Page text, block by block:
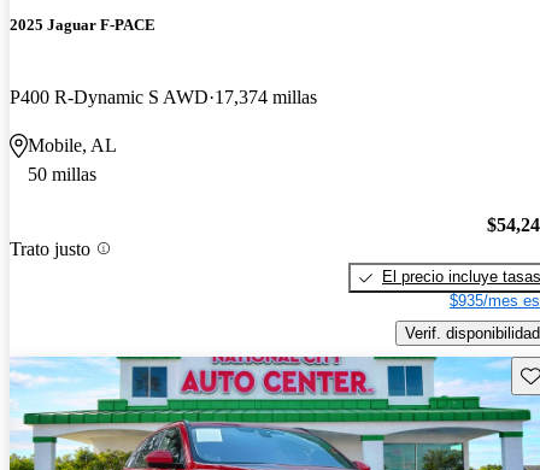
2025 Jaguar F-PACE
P400 R-Dynamic S AWD 17,374 millas
Mobile, AL
50 millas
Trato justo
El precio incluye tasas
$935/mes
Verif. disponibilidad